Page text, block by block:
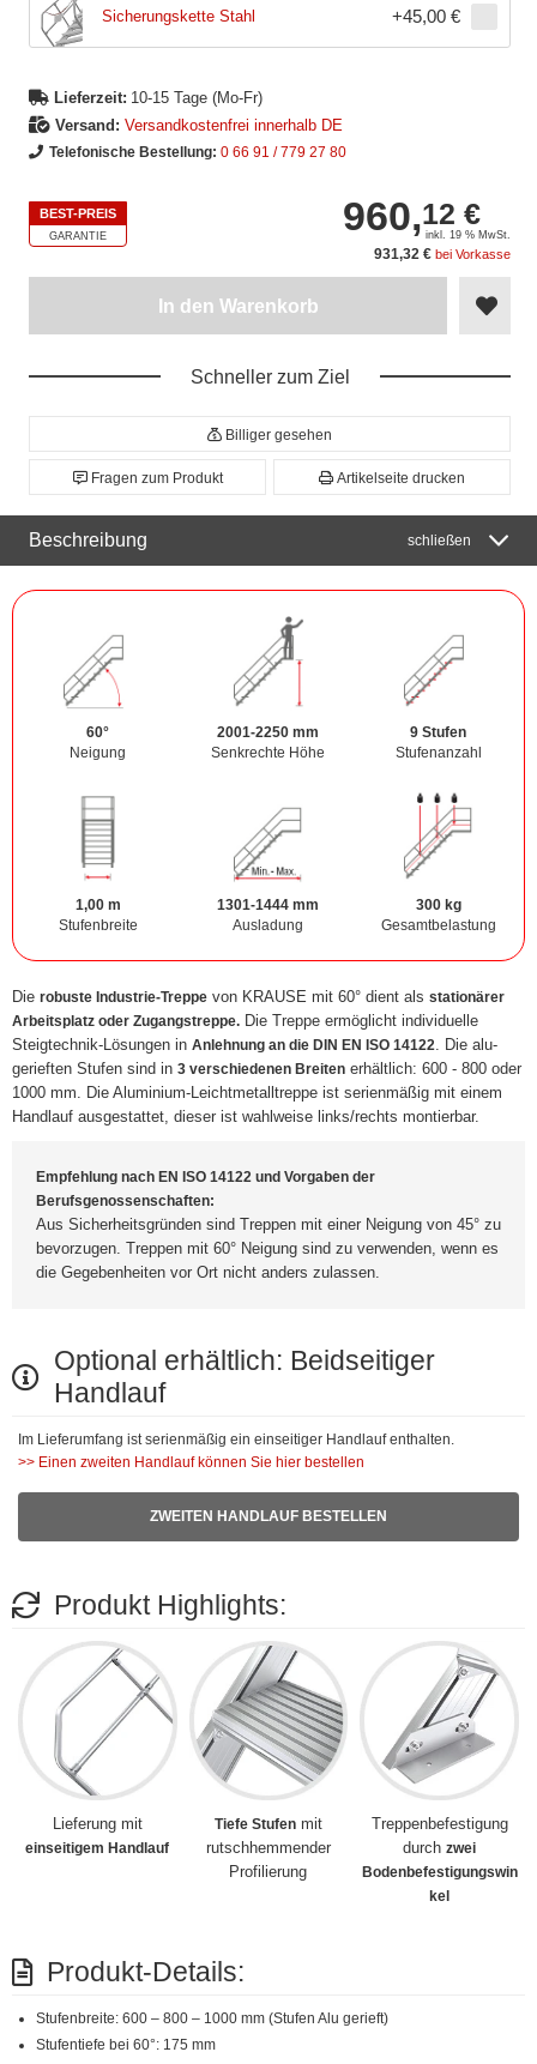
Sicherungskette Stahl +45,00 €
Lieferzeit: 10-15 Tage (Mo-Fr)
Versand: Versandkostenfrei innerhalb DE
Telefonische Bestellung: 0 66 91 / 779 27 80
BEST-PREIS
GARANTIE 960,12 €
inkl. 19 % MwSt.
931,32 € bei Vorkasse
In den Warenkorb
Schneller zum Ziel
Billiger gesehen
Fragen zum Produkt Artikelseite drucken
Beschreibung schließen
60°
Neigung
2001-2250 mm
Senkrechte Höhe
9 Stufen
Stufenanzahl
1,00 m
Stufenbreite
1301-1444 mm
Ausladung
300 kg
Gesamtbelastung
Die robuste Industrie-Treppe von KRAUSE mit 60° dient als stationärer
Arbeitsplatz oder Zugangstreppe. Die Treppe ermöglicht individuelle
Steigtechnik-Lösungen in Anlehnung an die DIN EN ISO 14122. Die alu-
gerieften Stufen sind in 3 verschiedenen Breiten erhältlich: 600 - 800 oder
1000 mm. Die Aluminium-Leichtmetalltreppe ist serienmäßig mit einem
Handlauf ausgestattet, dieser ist wahlweise links/rechts montierbar.
Empfehlung nach EN ISO 14122 und Vorgaben der
Berufsgenossenschaften:
Aus Sicherheitsgründen sind Treppen mit einer Neigung von 45° zu
bevorzugen. Treppen mit 60° Neigung sind zu verwenden, wenn es
die Gegebenheiten vor Ort nicht anders zulassen.
Optional erhältlich: Beidseitiger
Handlauf
Im Lieferumfang ist serienmäßig ein einseitiger Handlauf enthalten.
>> Einen zweiten Handlauf können Sie hier bestellen
ZWEITEN HANDLAUF BESTELLEN
Produkt Highlights:
Lieferung mit
einseitigem Handlauf
Tiefe Stufenmit
rutschhemmender
Profilierung
Treppenbefestigung
durchzwei
Bodenbefestigungswin
kel
Produkt-Details:
Stufenbreite: 600 – 800 – 1000 mm (Stufen Alu gerieft)
Stufentiefe bei 60°: 175 mm